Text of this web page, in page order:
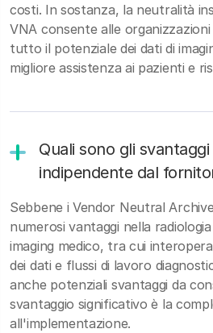
costi. In sostanza, la neutralità
VNA consente alle
tutto il potenziale dei dati di
migliore assistenza ai pazienti e
Quali sono gli
indipendente dal
Sebbene i Vendor Neutral
numerosi vantaggi nella
imaging medico, tra cui
dei dati e flussi di lavoro
anche potenziali svantaggi da
svantaggio significativo è la
all'implementazione.